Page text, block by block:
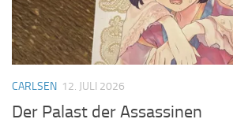
CARLSEN 12. JULI 2026
Der Palast der Assassinen